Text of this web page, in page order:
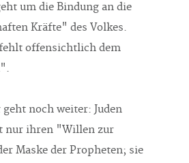
um die Bindung an die
Kräfte" des Volkes.
offensichtlich dem
noch weiter: Juden
nur ihren "Willen zur
Maske der Propheten; sie